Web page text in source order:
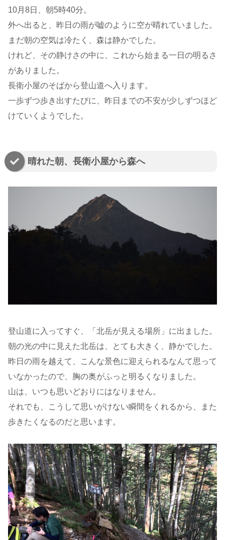
10月8日、朝5時40分。
外へ出ると、昨日の雨が嘘のように空が晴れていました。
まだ朝の空気は冷たく、森は静かでした。
けれど、その静けさの中に、これから始まる一日の明るさ
がありました。
長衛小屋のそばから登山道へ入ります。
一歩ずつ歩き出すたびに、昨日までの不安が少しずつほど
けていくようでした。
晴れた朝、長衛小屋から森へ
登山道に入ってすぐ、「北岳が見える場所」に出ました。
朝の光の中に見えた北岳は、とても大きく、静かでした。
昨日の雨を越えて、こんな景色に迎えられるなんて思って
いなかったので、胸の奥がふっと明るくなりました。
山は、いつも思いどおりにはなりません。
それでも、こうして思いがけない瞬間をくれるから、また
歩きたくなるのだと思います。